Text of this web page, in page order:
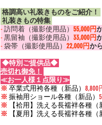
格調高い礼装きものをご紹介！
礼装きもの特集
- 訪問着（撮影使用品） 55,000円
- 黒留袖（撮影使用品） 33,000円
- 袋帯（撮影使用品） 22,000円か
◆特別ご提供品◆
売切れ御免！
≪お一人様１点限り≫
※ 卒業式用袴各種（新品） 8,800
※ 振袖用ショール各種（新品）
※ 【袷用】洗える長襦袢各種（
※ 【夏用】洗える長襦袢各種（